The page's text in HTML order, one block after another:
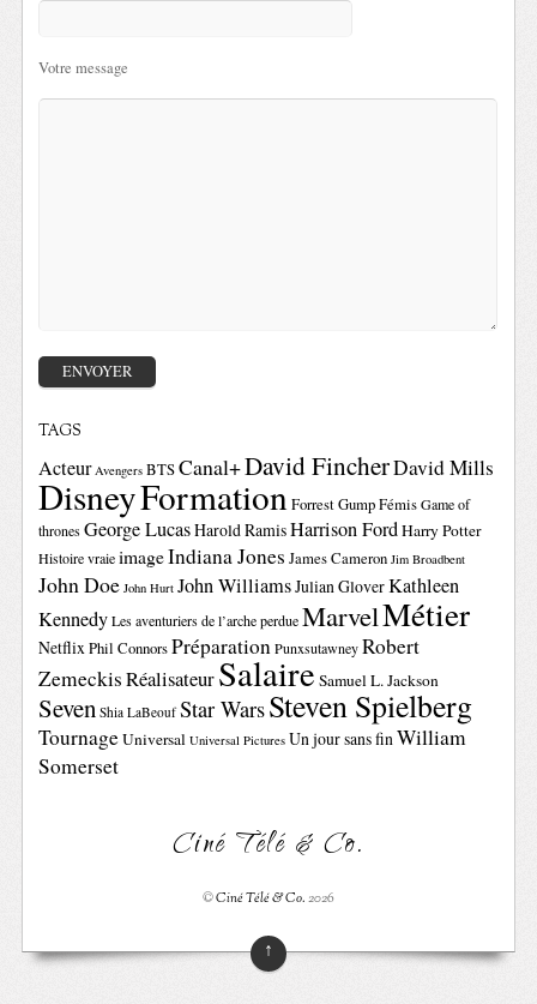
Votre message
TAGS
Acteur Avengers BTSCanal+David FincherDavid Mills
DisneyFormationForrest GumpFémis Game of
thrones George LucasHarold RamisHarrison FordHarry Potter
Histoire vraie imageIndiana Jones James Cameron Jim Broadbent
John Doe John Hurt John WilliamsJulian GloverKathleen
Kennedy Les aventuriers de l’arche perdue MarvelMétier
NetflixPhil ConnorsPréparation Punxsutawney Robert
ZemeckisRéalisateurSalaire Samuel L. Jackson
Seven Shia LaBeouf Star WarsSteven Spielberg
TournageUniversal Universal Pictures Un jour sans finWilliam
Somerset
Ciné Télé & Co.
©Ciné Télé & Co.2026
↑